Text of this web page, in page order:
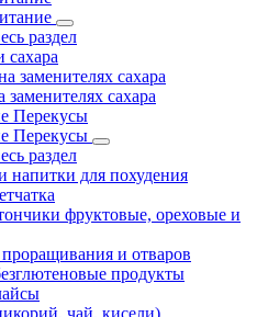
раздел
сахара
заменителях сахара
сахара
Перекусы
Перекусы
раздел
напитки для похудения
фруктовые, ореховые и
и отваров
продукты
чай, кисели)